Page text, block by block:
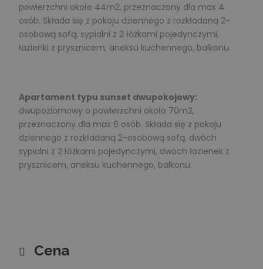
powierzchni około 44m2, przeznaczony dla max 4
osób. Składa się z pokoju dziennego z rozkładaną 2-
osobową sofą, sypialni z 2 łóżkami pojedynczymi,
łazienki z prysznicem, aneksu kuchennego, balkonu.
Apartament typu sunset dwupokojowy:
dwupoziomowy o powierzchni około 70m2,
przeznaczony dla max 6 osób. Składa się z pokoju
dziennego z rozkładaną 2-osobową sofą, dwóch
sypialni z 2 łóżkami pojedynczymi, dwóch łazienek z
prysznicem, aneksu kuchennego, balkonu.
Cena